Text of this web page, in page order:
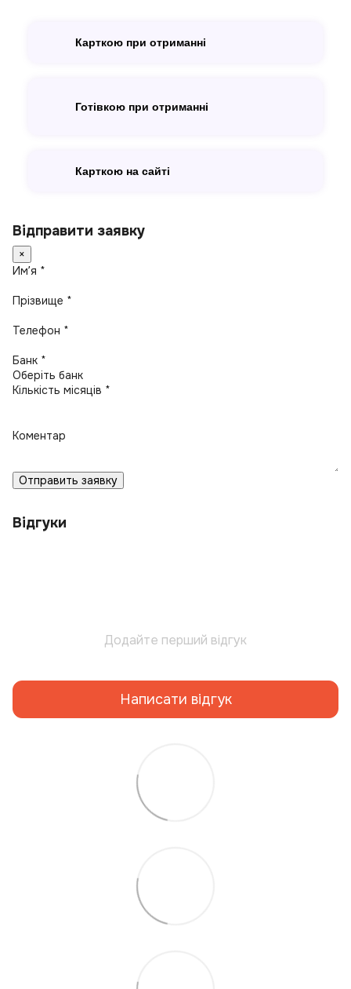
Карткою при отриманні
Готівкою при отриманні
Карткою на сайті
Відправити заявку
×
Имʼя *
Прізвище *
Телефон *
Банк *
Кількість місяців *
Коментар
Отправить заявку
Відгуки
Додайте перший відгук
Написати відгук